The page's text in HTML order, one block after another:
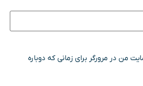
من در مرورگر برای زمانی که دوباره